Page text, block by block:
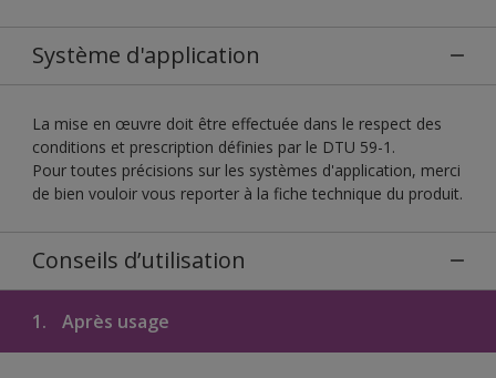
Système d'application
La mise en œuvre doit être effectuée dans le respect des
conditions et prescription définies par le DTU 59-1.
Pour toutes précisions sur les systèmes d'application, merci
de bien vouloir vous reporter à la fiche technique du produit.
Conseils d’utilisation
1. Après usage